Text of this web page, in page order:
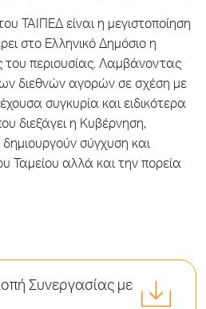
ΤΑΙΠΕΔ είναι η μεγιστοποίηση
στο Ελληνικό Δημόσιο η
του περιουσίας. Λαμβάνοντας
διεθνών αγορών σε σχέση με
συγκυρία και ειδικότερα
διεξάγει η Κυβέρνηση,
δημιουργούν σύγχυση και
Ταμείου αλλά και την πορεία
Συνεργασίας με